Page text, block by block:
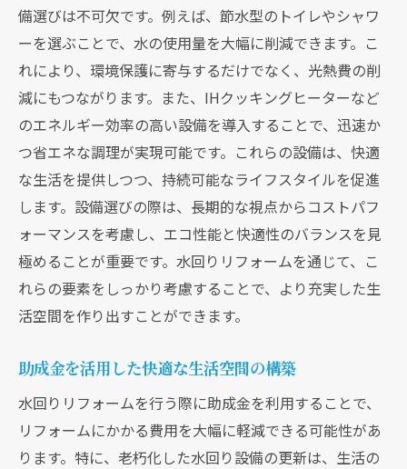
備選びは不可欠です。例えば、節水型のトイレやシャワ
ーを選ぶことで、水の使用量を大幅に削減できます。こ
れにより、環境保護に寄与するだけでなく、光熱費の削
減にもつながります。また、IHクッキングヒーターなど
のエネルギー効率の高い設備を導入することで、迅速か
つ省エネな調理が実現可能です。これらの設備は、快適
な生活を提供しつつ、持続可能なライフスタイルを促進
します。設備選びの際は、長期的な視点からコストパフ
ォーマンスを考慮し、エコ性能と快適性のバランスを見
極めることが重要です。水回りリフォームを通じて、こ
れらの要素をしっかり考慮することで、より充実した生
活空間を作り出すことができます。
助成金を活用した快適な生活空間の構築
水回りリフォームを行う際に助成金を利用することで、
リフォームにかかる費用を大幅に軽減できる可能性があ
ります。特に、老朽化した水回り設備の更新は、生活の